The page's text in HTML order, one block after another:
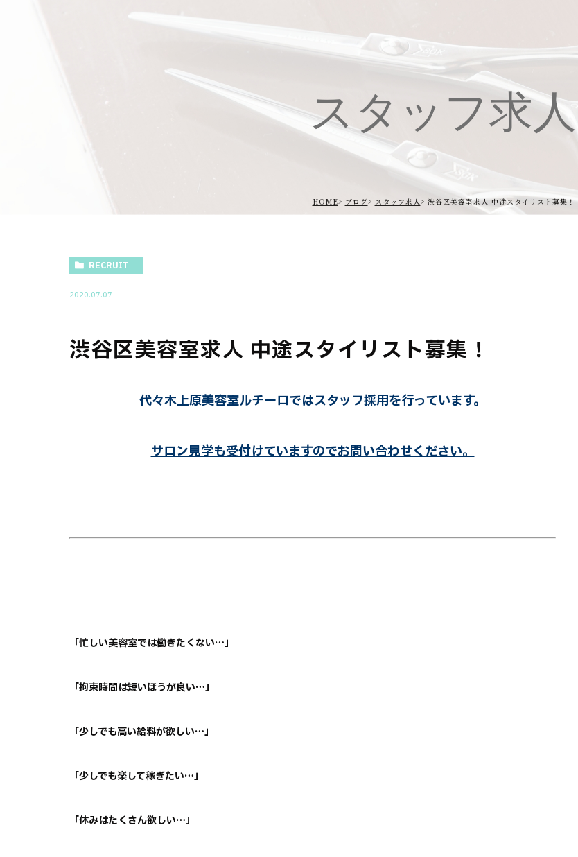
スタッフ求人
HOME ブログ スタッフ求人 渋谷区美容室求人 中途スタイリスト募集！
RECRUIT
2020.07.07
渋谷区美容室求人 中途スタイリスト募集！
代々木上原美容室ルチーロではスタッフ採用を行っています。
サロン見学も受付けていますのでお問い合わせください。
「忙しい美容室では働きたくない…」
「拘束時間は短いほうが良い…」
「少しでも高い給料が欲しい…」
「少しでも楽して稼ぎたい…」
「休みはたくさん欲しい…」